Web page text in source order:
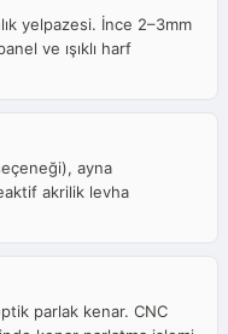
yelpazesi. İnce 2–3mm
ve ışıklı harf
ayna
akrilik levha
parlak kenar. CNC